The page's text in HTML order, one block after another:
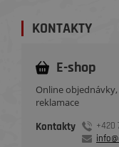
KONTAKTY
E-shop
Online
reklamace
Kontakty
+420